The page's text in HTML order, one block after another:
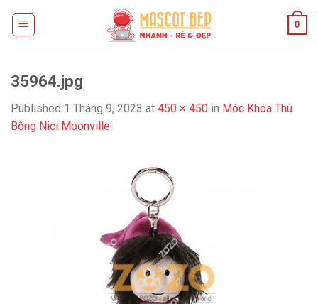
0
35964.jpg
Published 1 Tháng 9, 2023 at 450 × 450 in Móc Khóa Thú
Bông Nici Moonville